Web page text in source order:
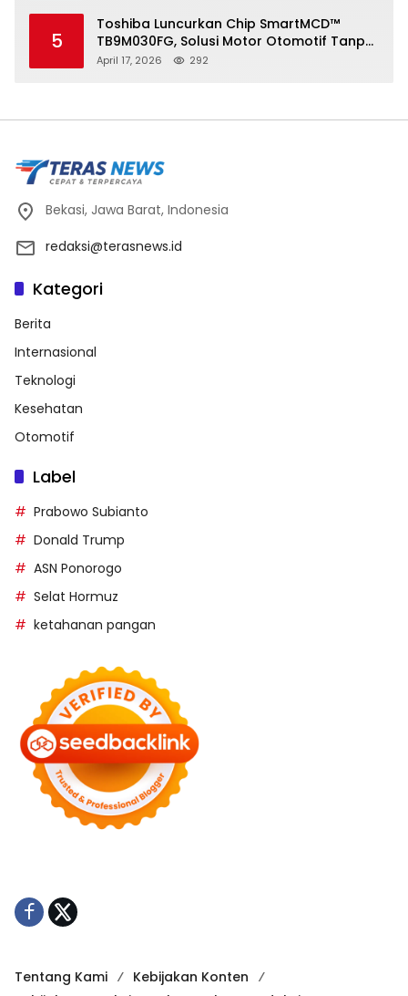
5
Toshiba Luncurkan Chip SmartMCD™
TB9M030FG, Solusi Motor Otomotif Tanpa
Sensor di Kecepatan Nol
April 17, 2026 292
Bekasi, Jawa Barat, Indonesia
redaksi@terasnews.id
Kategori
Berita
Internasional
Teknologi
Kesehatan
Otomotif
Label
Prabowo Subianto
Donald Trump
ASN Ponorogo
Selat Hormuz
ketahanan pangan
Tentang Kami
Kebijakan Konten